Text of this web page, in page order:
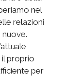
nel
relazioni
nuove.
il proprio
per